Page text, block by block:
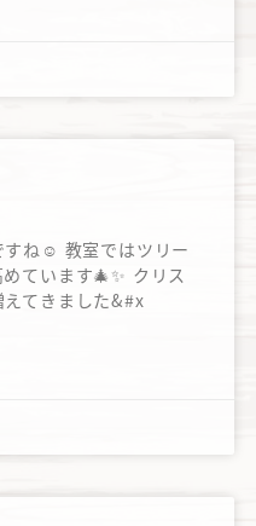
すね☺️ 教室ではツリー
ています🎄✨ クリス
てきました&#x